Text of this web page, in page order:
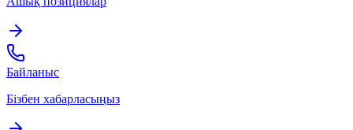
Байланыс
Бізбен хабарласыңыз